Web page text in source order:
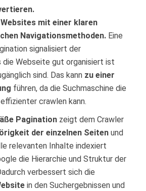
mit einer klaren
Navigationsmethoden. Eine
signalisiert der
die Webseite gut organisiert ist
sind. Das kann zu einer
führen, da die Suchmaschine die
crawlen kann.
Pagination zeigt dem Crawler
der einzelnen Seiten und
relevanten Inhalte indexiert
die Hierarchie und Struktur der
verbessert sich die
in den Suchergebnissen und